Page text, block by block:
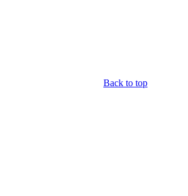
Back to top